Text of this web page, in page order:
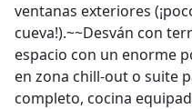
ventanas exteriores
cueva!).~~Desván con
espacio con un enorme
en zona chill-out o suite
completo, cocina